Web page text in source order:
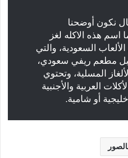
نكون أوضحنا
هذه الاكله لغز
السعودية، والتي
مطعم ريفي سعودي،
المسلية، وتحتوي
العربية والأجنبية
أو شامية.